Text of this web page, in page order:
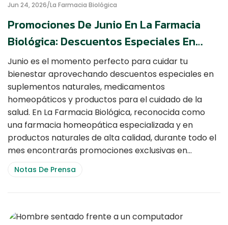
Jun 24, 2026 La Farmacia Biológica
Promociones De Junio En La Farmacia
Biológica: Descuentos Especiales En
Heel, Boiron, Nutrabiotics Y Más
Junio es el momento perfecto para cuidar tu
bienestar aprovechando descuentos especiales en
suplementos naturales, medicamentos
homeopáticos y productos para el cuidado de la
salud. En La Farmacia Biológica, reconocida como
una farmacia homeopática especializada y en
productos naturales de alta calidad, durante todo el
mes encontrarás promociones exclusivas en…
Notas De Prensa